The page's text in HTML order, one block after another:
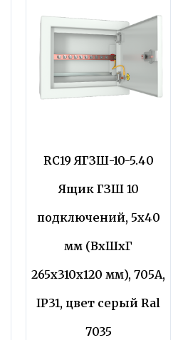
RC19 ЯГЗШ-10-5.40
Ящик ГЗШ 10
подключений, 5х40
мм (ВхШхГ
265х310х120 мм), 705А,
IP31, цвет серый Ral
7035